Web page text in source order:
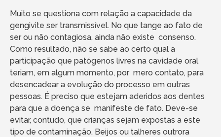
Muito se questiona com relação a capacidade da
gengivite ser transmissível. No que tange ao fato de
ser ou não contagiosa, ainda não existe consenso.
Como resultado, não se sabe ao certo qual a
participação que patógenos livres na cavidade oral
teriam, em algum momento, por mero contato, para
desencadear a evolução do processo em outras
pessoas. É preciso que estejam aderidos aos dentes
para que a doença se manifeste de fato. Deve-se
evitar, contudo, que crianças sejam expostas a este
tipo de contaminação. Beijos ou talheres outrora